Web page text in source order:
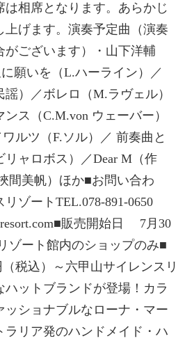
相席となります。あらかじ
上げます。演奏予定曲（演奏
がございます）・山下洋輔
願いを（L.ハーライン）／
）／ボレロ（M.ラヴェル）
ス（C.M.von ウェーバー）
ルツ（F.ソル）／ 前奏曲と
リャロボス）／Dear M（作
間美帆）ほか■お問い合わ
ゾートTEL.078-891-0650
resort.com■販売開始日 7月30
ゾート館内のショップのみ■
）～六甲山サイレンスリ
ットブランドが登場！カラ
ッショナブルなローナ・マー
ラリア発のハンドメイド・ハ